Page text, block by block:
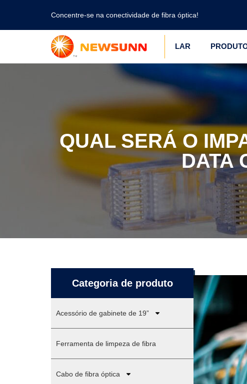
Concentre-se na conectividade de fibra óptica!
LAR
QUAL SERÁ O
DATA
Categoria de produto
Acessório de gabinete de 19”
Ferramenta de limpeza de fibra
Cabo de fibra óptica